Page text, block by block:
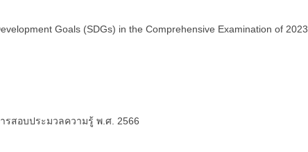
Goals (SDGs) in the Comprehensive Examination of 2023
รสอบประมวลความรู้ พ.ศ. 2566